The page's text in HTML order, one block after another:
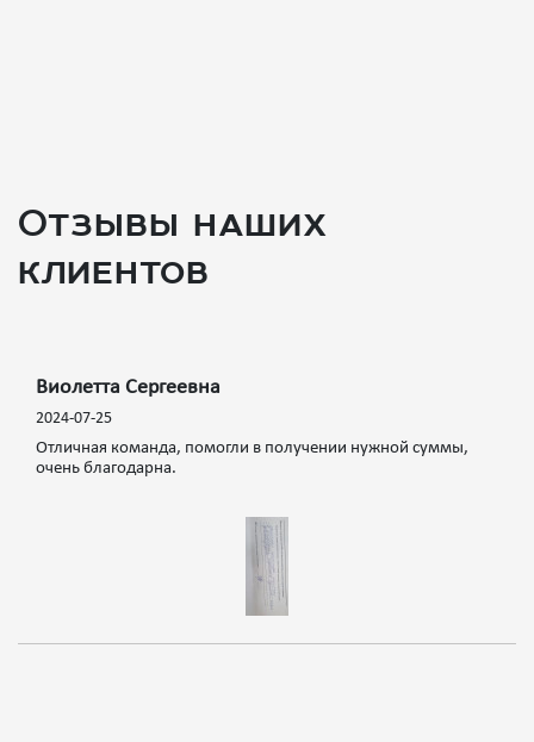
Отзывы наших
клиентов
Виолетта Сергеевна
2024-07-25
Отличная команда, помогли в получении нужной суммы,
очень благодарна.